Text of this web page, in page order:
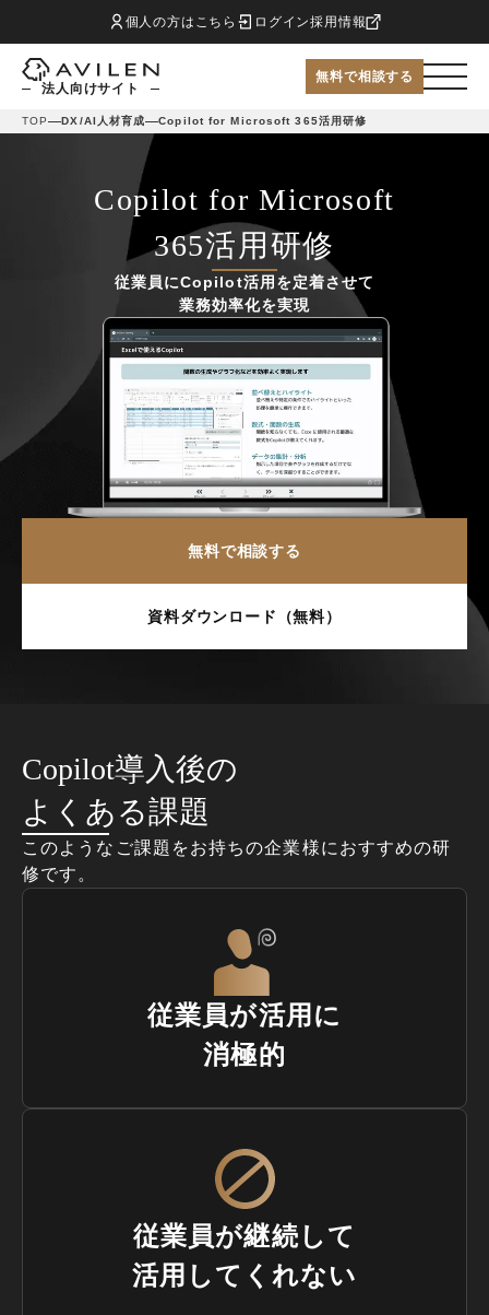
個人の方はこちら ログイン採用情報
法人向けサイト
無料で相談する
TOP DX/AI人材育成 Copilot for Microsoft 365活用研修
Copilot for Microsoft
365活用研修
従業員にCopilot活用を定着させて
業務効率化を実現
無料で相談する
資料ダウンロード（無料）
Copilot導入後の
よくある課題
このようなご課題をお持ちの企業様におすすめの研
修です。
従業員が活用に
消極的
従業員が継続して
活用してくれない